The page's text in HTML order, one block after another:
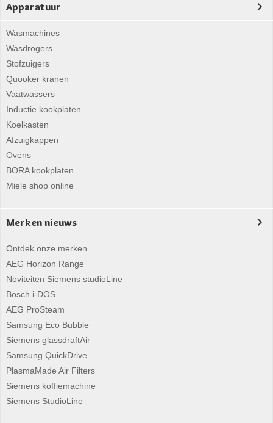
Apparatuur
Wasmachines
Wasdrogers
Stofzuigers
Quooker kranen
Vaatwassers
Inductie kookplaten
Koelkasten
Afzuigkappen
Ovens
BORA kookplaten
Miele shop online
Merken nieuws
Ontdek onze merken
AEG Horizon Range
Noviteiten Siemens studioLine
Bosch i-DOS
AEG ProSteam
Samsung Eco Bubble
Siemens glassdraftAir
Samsung QuickDrive
PlasmaMade Air Filters
Siemens koffiemachine
Siemens StudioLine